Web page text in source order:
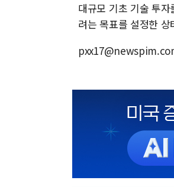
대규모 기초 기술 투
려는 목표를 설정한 상